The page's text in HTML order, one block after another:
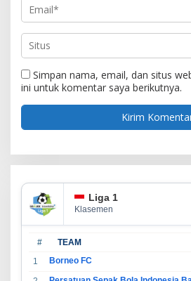
Simpan nama, email, dan situs
ini untuk komentar saya berikutnya.
Liga 1
Klasemen
# TEAM
1 Borneo FC